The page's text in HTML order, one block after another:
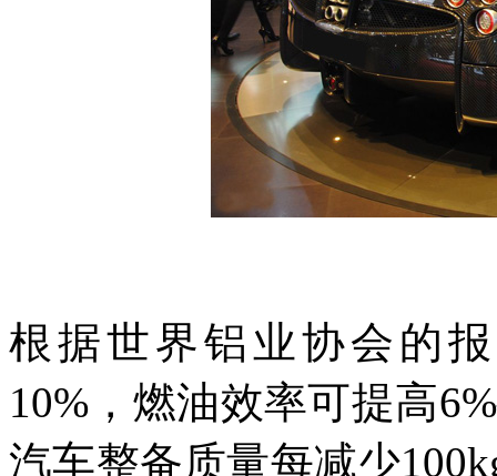
根据世界铝业协会的
10%，燃油效率可提高
汽车整备质量每减少